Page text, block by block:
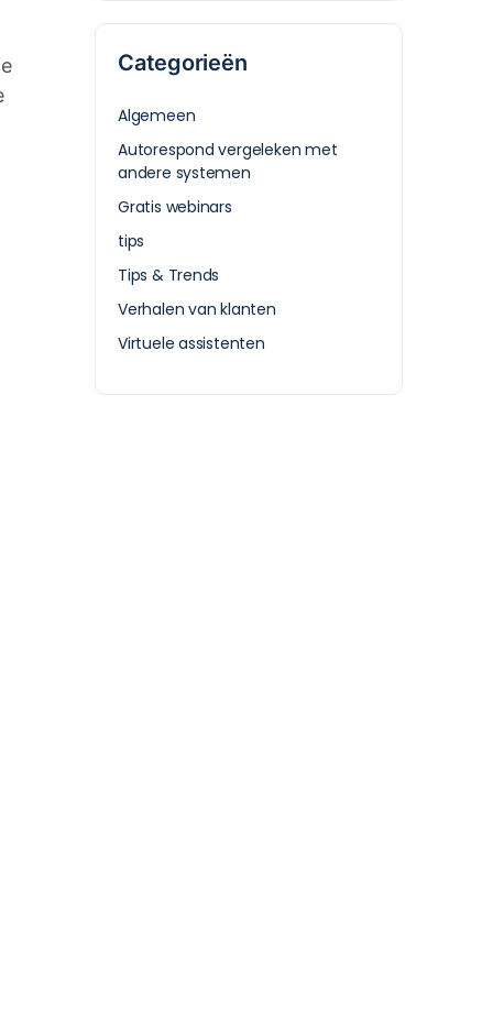
Categorieën
Algemeen
Autorespond vergeleken met
andere systemen
Gratis webinars
tips
Tips & Trends
Verhalen van klanten
Virtuele assistenten